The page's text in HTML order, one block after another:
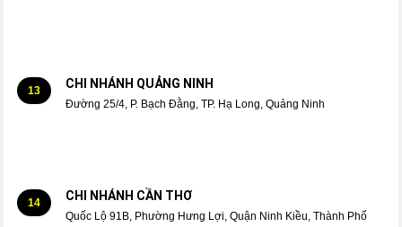
13 CHI NHÁNH QUẢNG NINH
Đường 25/4, P. Bạch Đằng, TP. Hạ Long, Quảng Ninh
14 CHI NHÁNH CẦN THƠ
Quốc Lộ 91B, Phường Hưng Lợi, Quận Ninh Kiều, Thành Phố